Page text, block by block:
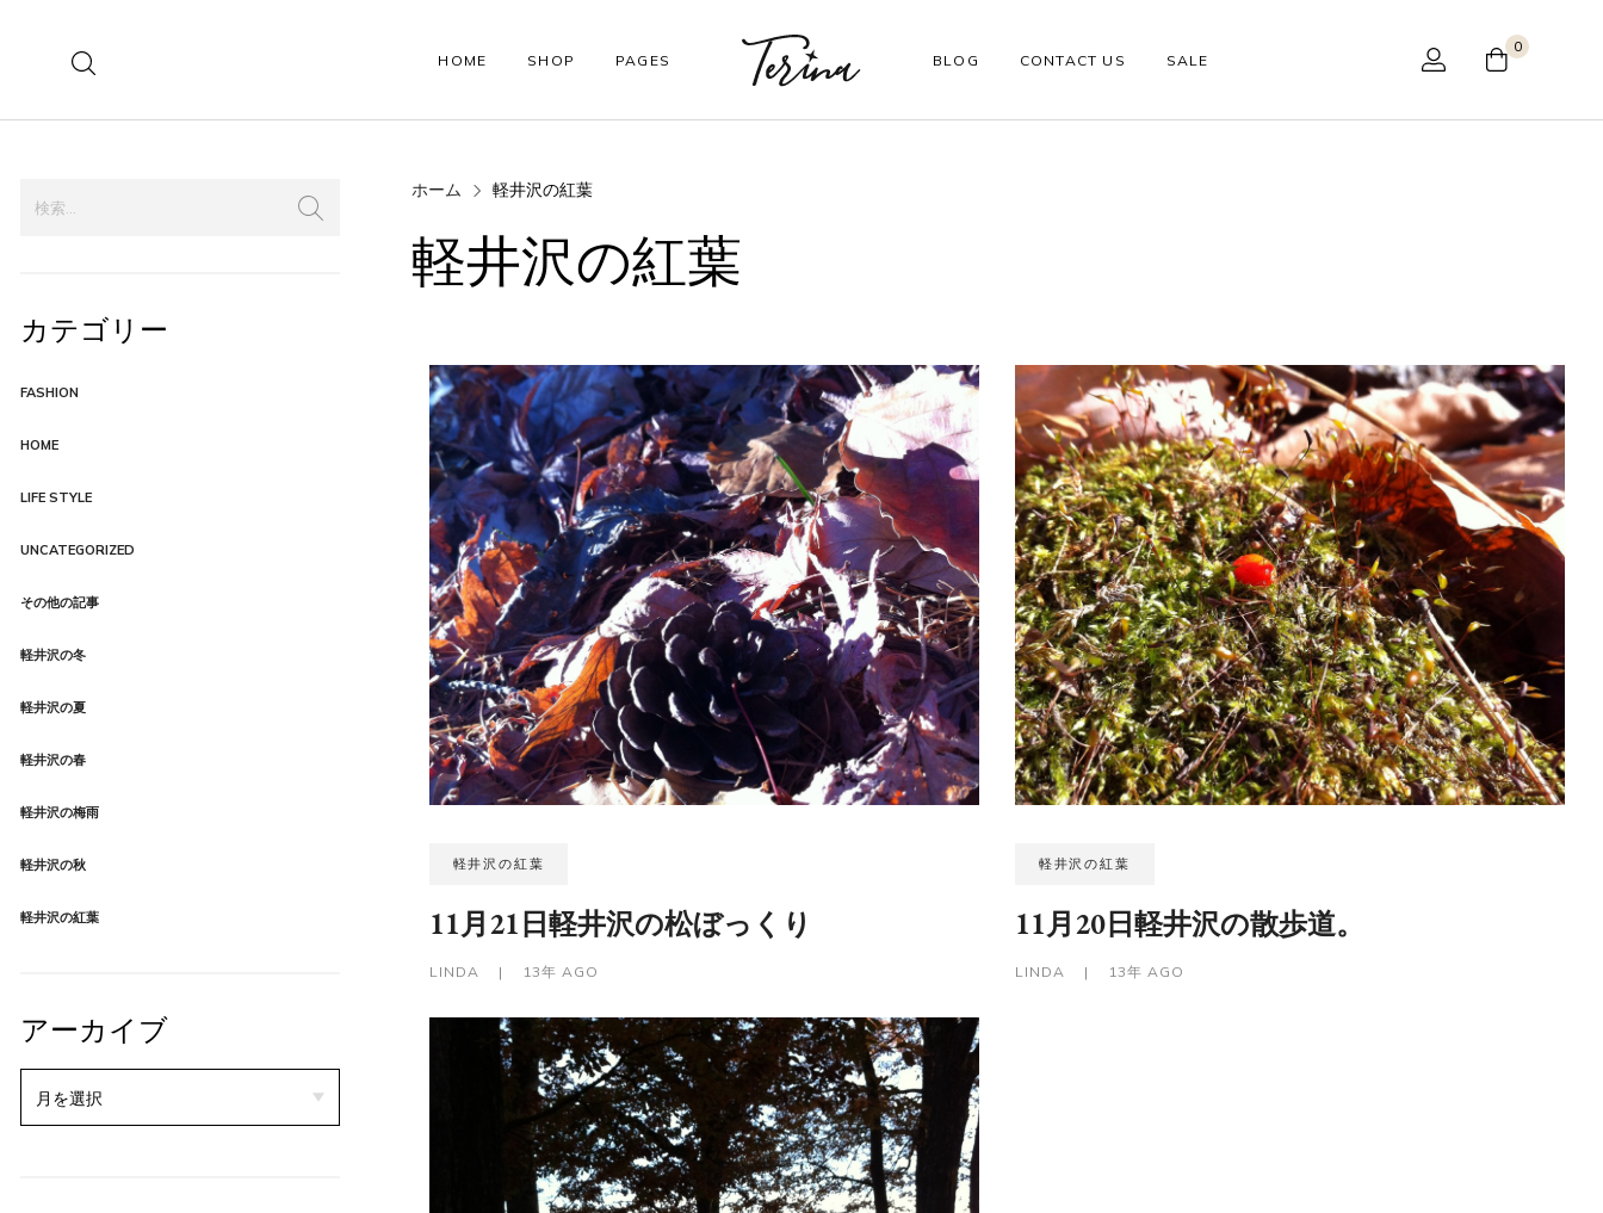
HOME SHOP
SHOP PAGES PRODUCT PAGES
Order Tracking
Checkout
Shopping Cart
Wishlist
PAGES BLOG CONTACT US SALE
0
カテゴリー
FASHION
HOME
LIFE STYLE
UNCATEGORIZED
その他の記事
軽井沢の冬
軽井沢の夏
軽井沢の春
軽井沢の梅雨
軽井沢の秋
軽井沢の紅葉
アーカイブ
ホーム 軽井沢の紅葉
軽井沢の紅葉
軽井沢の紅葉
11月21日軽井沢の松ぼっくり
LINDA | 13年 AGO
軽井沢の紅葉
11月20日軽井沢の散歩道。
LINDA | 13年 AGO